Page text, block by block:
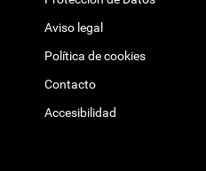
Aviso legal
Política de cookies
Contacto
Accesibilidad